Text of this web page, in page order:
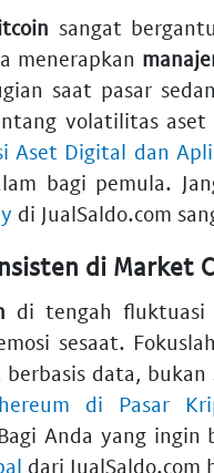
sangat
menerapkan
saat pasar
volatilitas
Aset Digital dan
bagi pemula.
di JualSaldo.com
di Market
di tengah fluktuasi
sesaat.
data,
di Pasar
Anda yang ingin
dari JualSaldo.com